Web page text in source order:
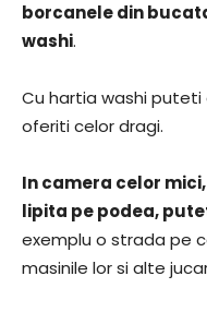
borcanele din
washi.
Cu hartia washi
oferiti celor dragi.
In camera celor
lipita pe podea,
exemplu o strada pe
masinile lor si alte